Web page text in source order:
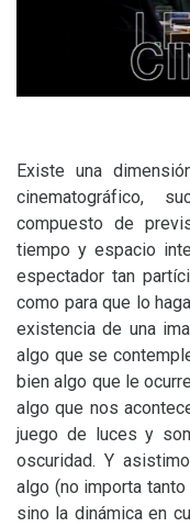
Existe una
cinematográfico,
compuesto de
tiempo y espacio
espectador tan
como para que lo
existencia de una
algo que se
bien algo que le
algo que nos
juego de luces y
oscuridad. Y
algo (no importa
sino la dinámica en